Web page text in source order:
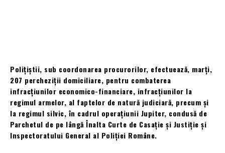
Polițiștii, sub coordonarea procurorilor, efectuează, marți,
207 percheziții domiciliare, pentru combaterea
infracțiunilor economico-financiare, infracțiunilor la
regimul armelor, al faptelor de natură judiciară, precum și
la regimul silvic, în cadrul operațiunii Jupiter, condusă de
Parchetul de pe lângă Înalta Curte de Casație și Justiție și
Inspectoratului General al Poliției Române.